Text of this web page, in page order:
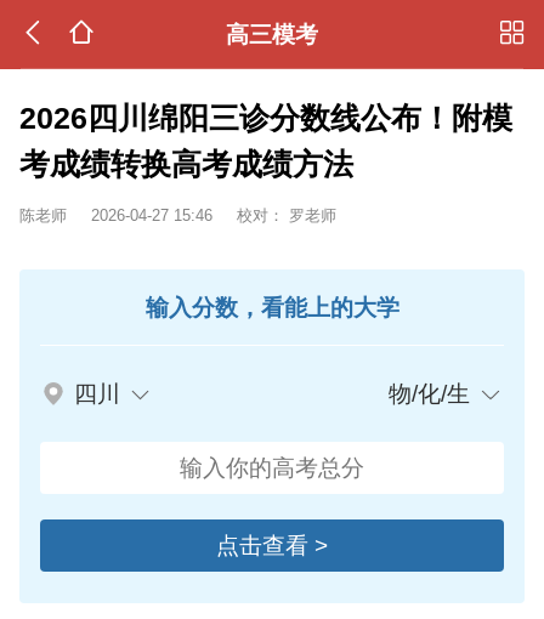
高三模考
2026四川绵阳三诊分数线公布！附模
考成绩转换高考成绩方法
陈老师 2026-04-27 15:46 校对： 罗老师
输入分数，看能上的大学
四川 物/化/生
点击查看 >